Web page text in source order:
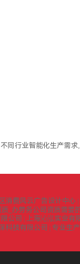
同行业智能化生产需求
消费风云广告设计中心
_办劳务公司资质需要
公司
上海沁泓实业有
科技有限公司
专业生